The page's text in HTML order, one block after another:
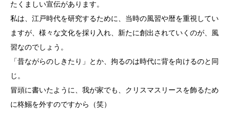
たくましい宣伝があります。
私は、江戸時代を研究するために、当時の風習や暦を重視してい
ますが、様々な文化を採り入れ、新たに創出されていくのが、風
習なのでしょう。
「昔ながらのしきたり」とか、拘るのは時代に背を向けるのと同
じ。
冒頭に書いたように、我が家でも、クリスマスリースを飾るため
に柊鰯を外すのですから（笑）